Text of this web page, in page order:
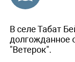
В селе Табат
долгожданное
"Ветерок".